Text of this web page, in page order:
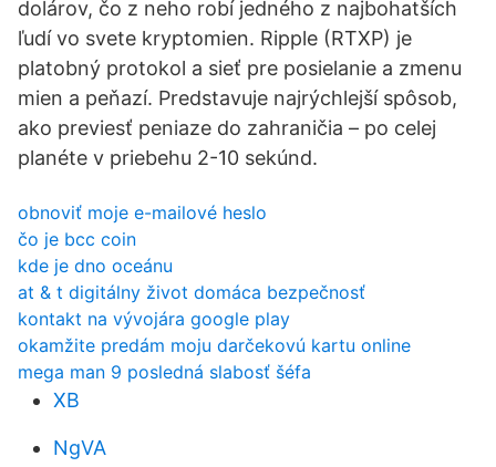
dolárov, čo z neho robí jedného z najbohatších
ľudí vo svete kryptomien. Ripple (RTXP) je
platobný protokol a sieť pre posielanie a zmenu
mien a peňazí. Predstavuje najrýchlejší spôsob,
ako previesť peniaze do zahraničia – po celej
planéte v priebehu 2-10 sekúnd.
obnoviť moje e-mailové heslo
čo je bcc coin
kde je dno oceánu
at & t digitálny život domáca bezpečnosť
kontakt na vývojára google play
okamžite predám moju darčekovú kartu online
mega man 9 posledná slabosť šéfa
XB
NgVA